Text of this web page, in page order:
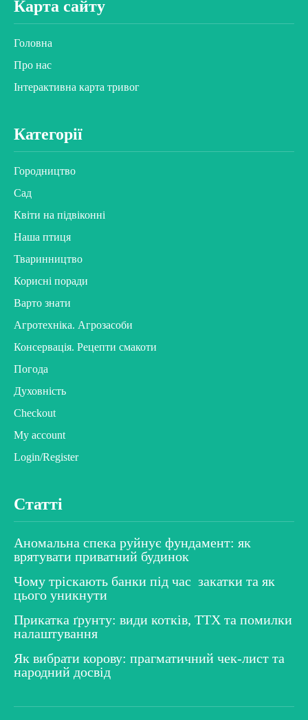
Карта сайту
Головна
Про нас
Інтерактивна карта тривог
Категорії
Городництво
Сад
Квіти на підвіконні
Наша птиця
Тваринництво
Корисні поради
Варто знати
Агротехніка. Агрозасоби
Консервація. Рецепти смакоти
Погода
Духовність
Checkout
My account
Login/Register
Статті
Аномальна спека руйнує фундамент: як
врятувати приватний будинок
Чому тріскають банки під час закатки та як
цього уникнути
Прикатка ґрунту: види котків, ТТХ та помилки
налаштування
Як вибрати корову: прагматичний чек-лист та
народний досвід